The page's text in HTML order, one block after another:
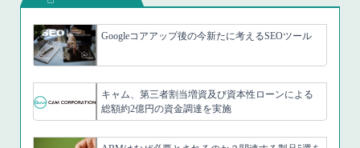
Googleコアアップ後の今新たに考えるSEOツール
キャム、第三者割当増資及び資本性ローンによる
総額約2億円の資金調達を実施